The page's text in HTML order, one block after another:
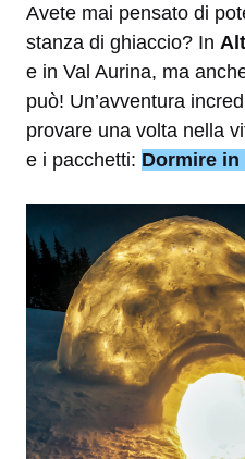
Avete mai pensato di
stanza di ghiaccio? In
e in Val Aurina, ma
può! Un’avventura
provare una volta nella
e i pacchetti: Dormire